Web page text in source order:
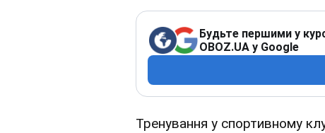
Будьте першими у
OBOZ.UA у Google
Тренування у спортивному